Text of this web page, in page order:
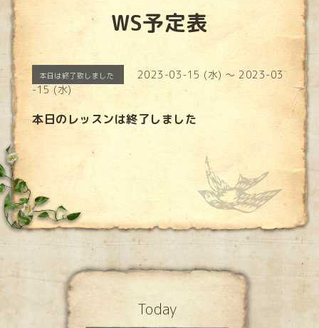
WS予定表
本日は終了致しました
2023-03-15 (水) ～ 2023-03
-15 (水)
本日のレッスンは終了しました
Today